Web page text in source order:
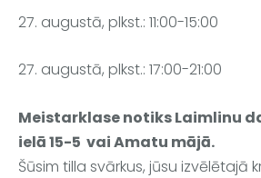
27. augustā, plkst.: 11:00-15:00
27. augustā, plkst.: 17:00-21:00
Meistarklase notiks Laimlinu
ielā 15-5  vai Amatu mājā.
Šūsim tilla svārkus, jūsu izvēlētajā